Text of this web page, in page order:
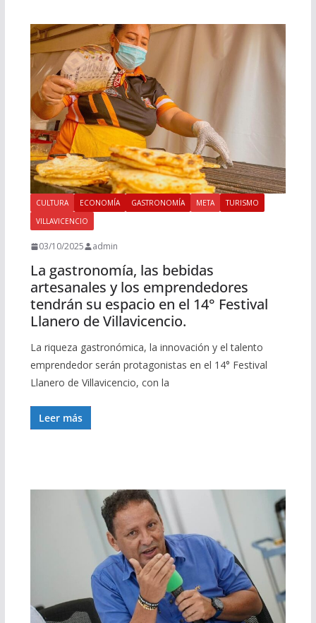
CULTURA ECONOMÍA GASTRONOMÍA META
TURISMO
VILLAVICENCIO
03/10/2025 admin
La gastronomía, las bebidas
artesanales y los emprendedores
tendrán su espacio en el 14° Festival
Llanero de Villavicencio.
La riqueza gastronómica, la innovación y el talento
emprendedor serán protagonistas en el 14° Festival
Llanero de Villavicencio, con la
Leer más